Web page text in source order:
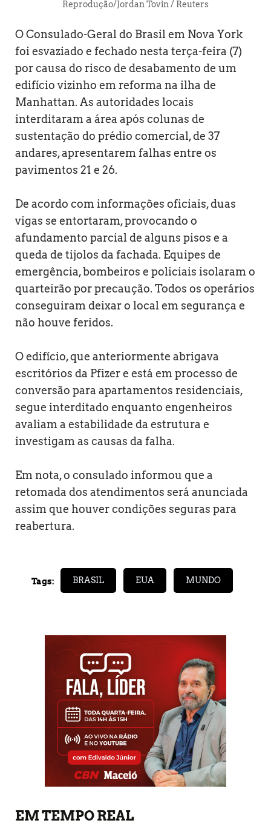
Reprodução/Jordan Tovin / Reuters
O Consulado-Geral do Brasil em Nova York
foi esvaziado e fechado nesta terça-feira (7)
por causa do risco de desabamento de um
edifício vizinho em reforma na ilha de
Manhattan. As autoridades locais
interditaram a área após colunas de
sustentação do prédio comercial, de 37
andares, apresentarem falhas entre os
pavimentos 21 e 26.
De acordo com informações oficiais, duas
vigas se entortaram, provocando o
afundamento parcial de alguns pisos e a
queda de tijolos da fachada. Equipes de
emergência, bombeiros e policiais isolaram o
quarteirão por precaução. Todos os operários
conseguiram deixar o local em segurança e
não houve feridos.
O edifício, que anteriormente abrigava
escritórios da Pfizer e está em processo de
conversão para apartamentos residenciais,
segue interditado enquanto engenheiros
avaliam a estabilidade da estrutura e
investigam as causas da falha.
Em nota, o consulado informou que a
retomada dos atendimentos será anunciada
assim que houver condições seguras para
reabertura.
Tags: BRASIL EUA MUNDO
EM TEMPO REAL